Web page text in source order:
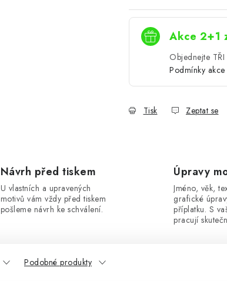
Akce 2+1
Objednejte
Podmínky akce
Tisk Zeptat se
Návrh před tiskem
U vlastních a upravených
motivů vám vždy před tiskem
pošleme návrh ke schválení.
Úpravy
Jméno, věk,
grafické
příplatku. S
pracují
Podobné produkty